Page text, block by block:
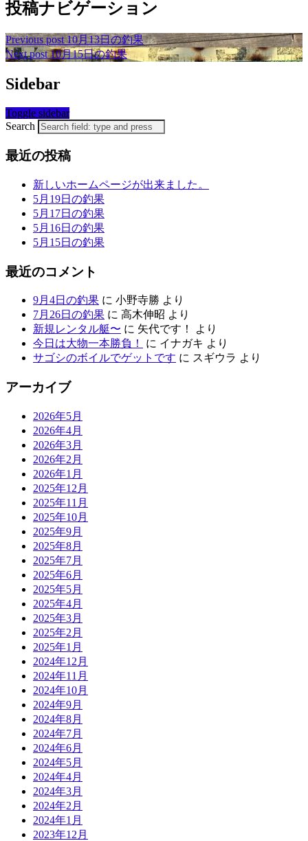
投稿ナビゲーション
Previous post 10月13日の釣果
Next post 10月15日の釣果
Sidebar
Toggle sidebar
Search
最近の投稿
新しいホームページが出来ました。
5月19日の釣果
5月17日の釣果
5月16日の釣果
5月15日の釣果
最近のコメント
9月4日の釣果 に 小野寺勝 より
7月26日の釣果 に 高木伸昭 より
新規レンタル艇〜 に 矢代です！
より
今日は大物一本勝負！
に イナガキ より
サゴシのボイルでゲットです に スギウラ より
アーカイブ
2026年5月
2026年4月
2026年3月
2026年2月
2026年1月
2025年12月
2025年11月
2025年10月
2025年9月
2025年8月
2025年7月
2025年6月
2025年5月
2025年4月
2025年3月
2025年2月
2025年1月
2024年12月
2024年11月
2024年10月
2024年9月
2024年8月
2024年7月
2024年6月
2024年5月
2024年4月
2024年3月
2024年2月
2024年1月
2023年12月